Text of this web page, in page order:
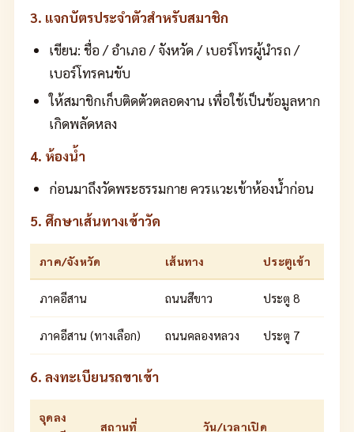
3. แจกบัตรประจำตัวสำหรับสมาชิก
เขียน: ชื่อ / อำเภอ / จังหวัด / เบอร์โทรผู้นำรถ /
เบอร์โทรคนขับ
ให้สมาชิกเก็บติดตัวตลอดงาน เพื่อใช้เป็นข้อมูลหาก
เกิดพลัดหลง
4. ห้องน้ำ
ก่อนมาถึงวัดพระธรรมกาย ควรแวะเข้าห้องน้ำก่อน
5. ศึกษาเส้นทางเข้าวัด
ภาค/จังหวัด เส้นทาง ประตูเข้า
ภาคอีสาน ถนนสีขาว ประตู 8
ภาคอีสาน (ทางเลือก) ถนนคลองหลวง ประตู 7
6. ลงทะเบียนรถขาเข้า
จุดลง
สถานที่ วัน/เวลาเปิด